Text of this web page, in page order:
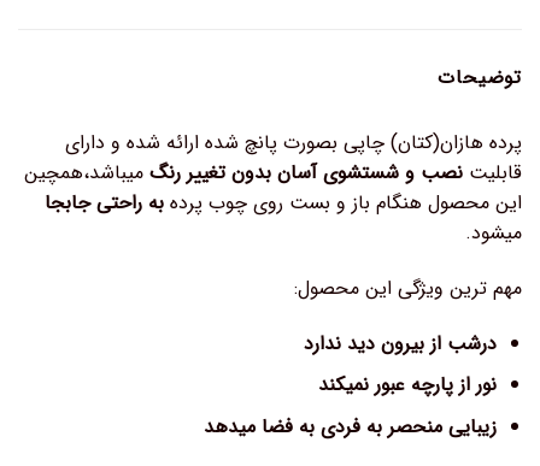
توضیحات
پرده هازان(کتان) چاپی بصورت پانچ شده ارائه شده و دارای
قابلیت نصب و شستشوی آسان بدون تغییر رنگ میباشد،همچین
این محصول هنگام باز و بست روی چوب پرده به راحتی جابجا
میشود.
مهم ترین ویژگی این محصول:
درشب از بیرون دید ندارد
نور از پارچه عبور نمیکند
زیبایی منحصر به فردی به فضا میدهد